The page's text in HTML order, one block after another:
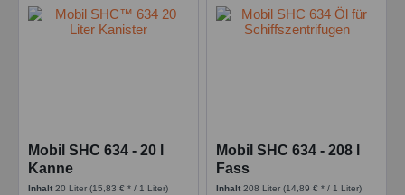
Mobil SHC 634 - 20 l
Kanne
Inhalt20 Liter(15,83 € * / 1 Liter)
Mobil SHC 634 - 208 l
Fass
Inhalt208 Liter(14,89 € * / 1 Liter)